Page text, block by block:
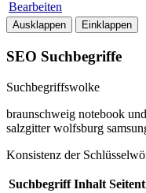
Bearbeiten
Ausklappen Einklappen
SEO Suchbegriffe
Suchbegriffswolke
braunschweig notebook und
salzgitter wolfsburg
Konsistenz der
Suchbegriff Inhalt